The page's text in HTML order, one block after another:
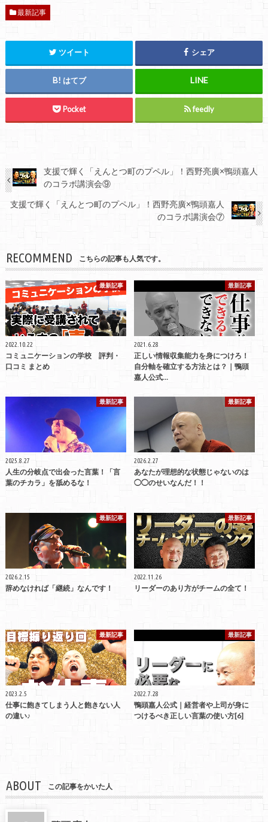
最新記事
ツイート シェア
はてブ
Pocket feedly
支援で輝く「えんとつ町のプペル」！西野亮廣×鴨頭嘉人
のコラボ講演会⑨
支援で輝く「えんとつ町のプペル」！西野亮廣×鴨頭嘉人
のコラボ講演会⑦
RECOMMEND こちらの記事も人気です。
最新記事
2022.10.22
コミュニケーションの学校 評判・
口コミ まとめ
最新記事
2021.6.28
正しい情報収集能力を身につけろ！
自分軸を確立する方法とは？｜鴨頭
嘉人公式…
最新記事
2025.8.27
人生の分岐点で出会った言葉！「言
葉のチカラ」を舐めるな！
最新記事
2026.2.27
あなたが理想的な状態じゃないのは
◯◯のせいなんだ！！
最新記事
2026.2.15
辞めなければ「継続」なんです！
最新記事
2022.11.26
リーダーのあり方がチームの全て！
最新記事
2023.2.5
仕事に飽きてしまう人と飽きない人
の違い♪
最新記事
2022.7.28
鴨頭嘉人公式｜経営者や上司が身に
つけるべき正しい言葉の使い方[6]
ABOUT この記事をかいた人